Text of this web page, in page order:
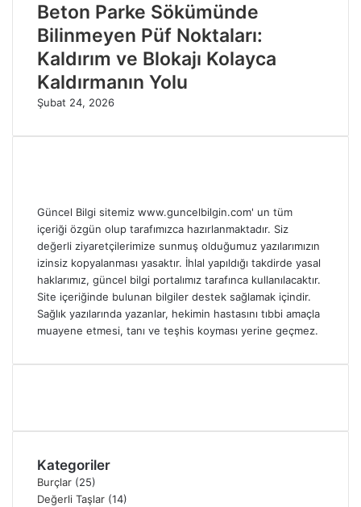
Beton Parke Sökümünde
Bilinmeyen Püf Noktaları:
Kaldırım ve Blokajı Kolayca
Kaldırmanın Yolu
Şubat 24, 2026
Güncel Bilgi sitemiz www.guncelbilgin.com' un tüm
içeriği özgün olup tarafımızca hazırlanmaktadır. Siz
değerli ziyaretçilerimize sunmuş olduğumuz yazılarımızın
izinsiz kopyalanması yasaktır. İhlal yapıldığı takdirde yasal
haklarımız, güncel bilgi portalımız tarafınca kullanılacaktır.
Site içeriğinde bulunan bilgiler destek sağlamak içindir.
Sağlık yazılarında yazanlar, hekimin hastasını tıbbi amaçla
muayene etmesi, tanı ve teşhis koyması yerine geçmez.
Kategoriler
Burçlar (25)
Değerli Taşlar (14)